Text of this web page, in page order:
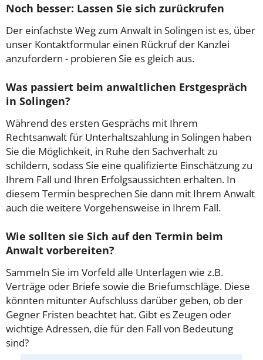
Noch besser: Lassen Sie sich zurückrufen
Der einfachste Weg zum Anwalt in Solingen ist es, über
unser Kontaktformular einen Rückruf der Kanzlei
anzufordern - probieren Sie es gleich aus.
Was passiert beim anwaltlichen Erstgespräch
in Solingen?
Während des ersten Gesprächs mit Ihrem
Rechtsanwalt für Unterhaltszahlung in Solingen haben
Sie die Möglichkeit, in Ruhe den Sachverhalt zu
schildern, sodass Sie eine qualifizierte Einschätzung zu
Ihrem Fall und Ihren Erfolgsaussichten erhalten. In
diesem Termin besprechen Sie dann mit Ihrem Anwalt
auch die weitere Vorgehensweise in Ihrem Fall.
Wie sollten sie Sich auf den Termin beim
Anwalt vorbereiten?
Sammeln Sie im Vorfeld alle Unterlagen wie z.B.
Verträge oder Briefe sowie die Briefumschläge. Diese
könnten mitunter Aufschluss darüber geben, ob der
Gegner Fristen beachtet hat. Gibt es Zeugen oder
wichtige Adressen, die für den Fall von Bedeutung
sind?